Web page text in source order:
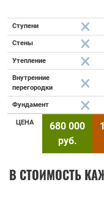
Ступени
Стены
Утепление
Внутренние
перегородки
Фундамент
ЦЕНА
680 000
руб.
В СТОИМОСТЬ